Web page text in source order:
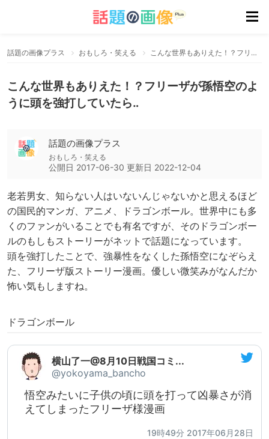
話題の画像プラス おもしろ・笑える こんな世界もありえた！？フリーザが孫悟空のように頭を強打していたら‥
こんな世界もありえた！？フリーザが孫悟空のよ
うに頭を強打していたら‥
話題の画像プラス
おもしろ・笑える
公開日 2017-06-30 更新日 2022-12-04
老若男女、知らない人はいないんじゃないかと思えるほど
の国民的マンガ、アニメ、ドラゴンボール。世界中にも多
くのファンがいることでも有名ですが、そのドラゴンボー
ルのもしもストーリーがネットで話題になっています。
頭を強打したことで、強暴性をなくした孫悟空になぞらえ
た、フリーザ版ストーリー漫画。優しい微笑みがなんだか
怖い気もしますね。
ドラゴンボール
横山了一@8月10日戦国コミ...
@yokoyama_bancho
悟空みたいに子供の頃に頭を打って凶暴さが消
えてしまったフリーザ様漫画
19時49分 2017年06月28日